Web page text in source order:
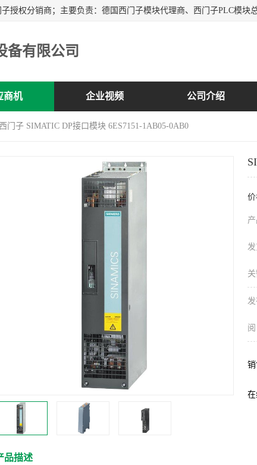
备有限公司
商机 企业视频 公司介绍
门子 SIMATIC DP接口模块 6ES7151-1AB05-0AB0
价
产
发
关
发
阅
销
在
品描述